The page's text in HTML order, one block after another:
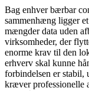
Bag enhver bærbar
sammenhæng ligger
mængder data uden
virksomheder, der
enorme krav til den
erhverv skal kunne
forbindelsen er stabil,
kræver professionelle